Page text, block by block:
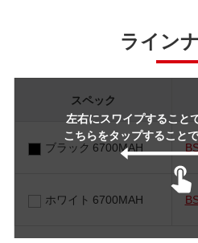
ライン
左右にスワイプすること
こちらをタップすること
スペック
ブラック 6700MAH
ホワイト 6700MAH